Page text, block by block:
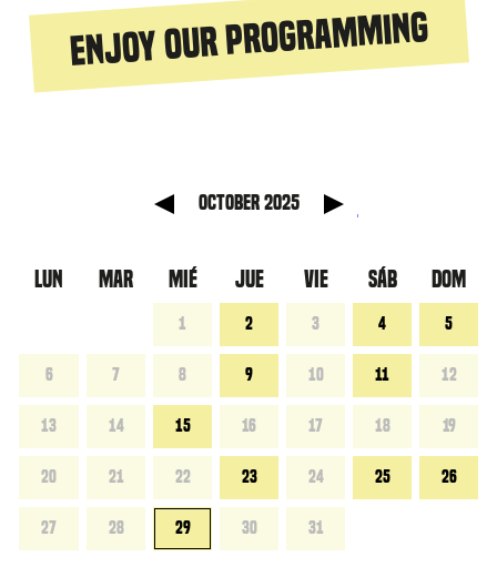
Enjoy our programming
October 2025
LUN MAR MIÉ JUE VIE SÁB DOM
1 2 3 4 5
6 7 8 9 10 11 12
13 14 15 16 17 18 19
20 21 22 23 24 25 26
27 28 29 30 31